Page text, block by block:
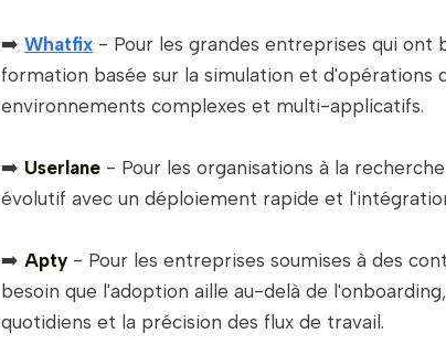
➡️ Whatfix - Pour les grandes entreprises qui ont
formation basée sur la simulation et d'opérations
environnements complexes et multi-applicatifs.
➡️ Userlane - Pour les organisations à la
évolutif avec un déploiement rapide et
➡️ Apty - Pour les entreprises soumises à des
besoin que l'adoption aille au-delà de
quotidiens et la précision des flux de travail.